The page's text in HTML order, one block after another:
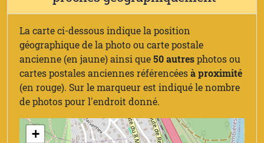
La carte ci-dessous indique la position
géographique de la photo ou carte postale
ancienne (en jaune) ainsi que50 autresphotos ou
cartes postales anciennes référencéesà proximité
(en rouge). Sur le marqueur est indiqué le nombre
de photos pour l'endroit donné.
+